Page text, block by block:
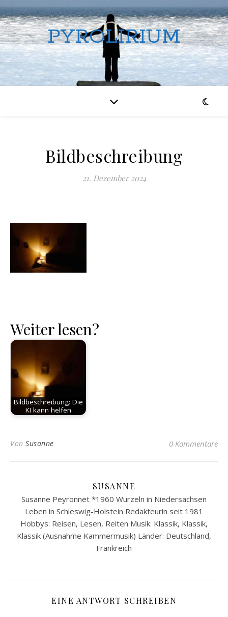
PYROLIRIUM
Bildbeschreibung
21. Dezember 2024
Weiter lesen?
Bildbeschreibung: Die
KI kann helfen
Von Susanne 0 Kommentare
SUSANNE
Susanne Peyronnet *1960 Wurzeln in Niedersachsen
Leben in Schleswig-Holstein Redakteurin seit 1981
Hobbys: Reisen, Lesen, Reiten Musik: Klassik, Klassik,
Klassik (Ausnahme Kammermusik) Länder: Deutschland,
Frankreich
EINE ANTWORT SCHREIBEN